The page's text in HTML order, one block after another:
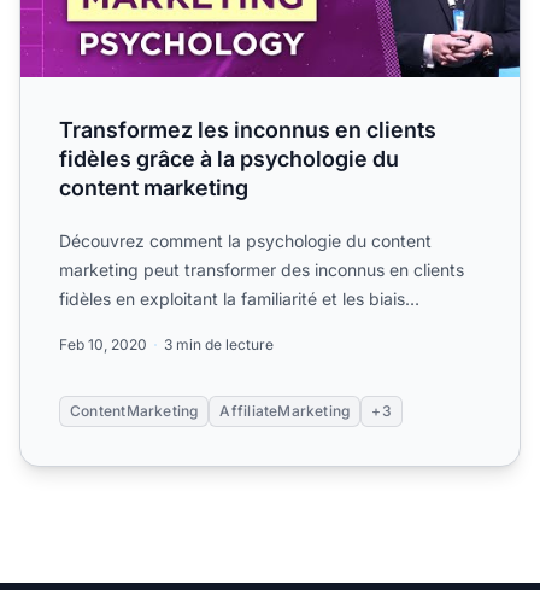
Transformez les inconnus en clients
fidèles grâce à la psychologie du
content marketing
Découvrez comment la psychologie du content
marketing peut transformer des inconnus en clients
fidèles en exploitant la familiarité et les biais
Feb 10, 2020 3 min de lecture
ContentMarketing AffiliateMarketing +3